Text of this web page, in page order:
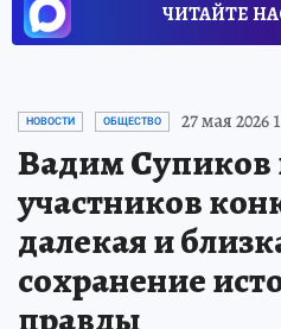
ЧИТАЙТЕ
НОВОСТИ ОБЩЕСТВО 27 мая 2026
Вадим Супиков
участников
далекая и
сохранение
правды